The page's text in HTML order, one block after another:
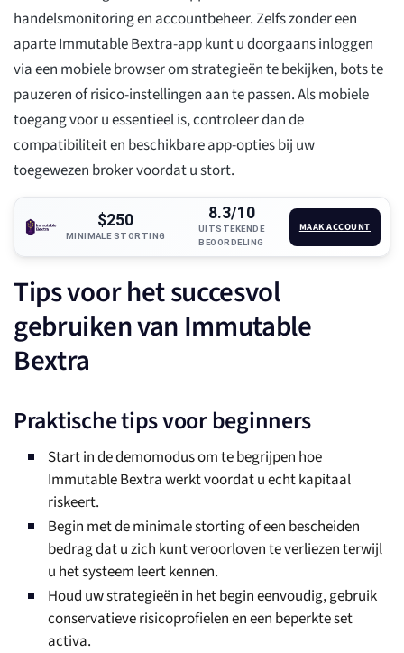
handelsmonitoring en accountbeheer. Zelfs zonder een
aparte Immutable Bextra-app kunt u doorgaans inloggen
via een mobiele browser om strategieën te bekijken, bots te
pauzeren of risico-instellingen aan te passen. Als mobiele
toegang voor u essentieel is, controleer dan de
compatibiliteit en beschikbare app-opties bij uw
toegewezen broker voordat u stort.
$250
MINIMALE STORTING
8.3/10
UITSTEKENDE
BEOORDELING
MAAK ACCOUNT
Tips voor het succesvol
gebruiken van Immutable
Bextra
Praktische tips voor beginners
Start in de demomodus om te begrijpen hoe
Immutable Bextra werkt voordat u echt kapitaal
riskeert.
Begin met de minimale storting of een bescheiden
bedrag dat u zich kunt veroorloven te verliezen terwijl
u het systeem leert kennen.
Houd uw strategieën in het begin eenvoudig, gebruik
conservatieve risicoprofielen en een beperkte set
activa.